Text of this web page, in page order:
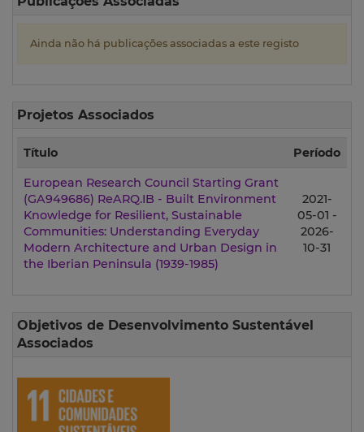
Ainda não há publicações associadas a este registo
Projetos Associados
Título Período
European Research Council Starting Grant
(GA949686) ReARQ.IB - Built Environment
Knowledge for Resilient, Sustainable
Communities: Understanding Everyday
Modern Architecture and Urban Design in
the Iberian Peninsula (1939-1985)
2021-
05-01 -
2026-
10-31
Objetivos de Desenvolvimento Sustentável
Associados